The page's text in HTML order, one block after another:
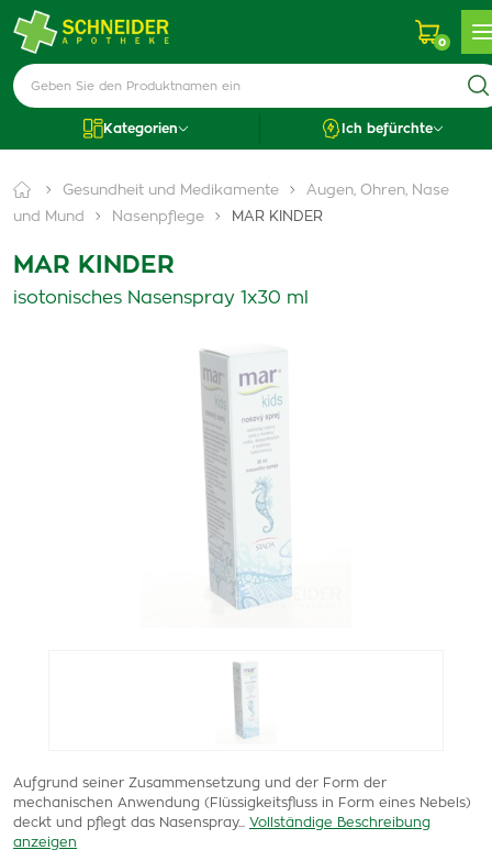
0
Kategorien Ich befürchte
Gesundheit und Medikamente
Augen, Ohren, Nase
und Mund
Nasenpflege MAR KINDER
MAR KINDER
isotonisches Nasenspray 1x30 ml
Aufgrund seiner Zusammensetzung und der Form der
mechanischen Anwendung (Flüssigkeitsfluss in Form eines Nebels)
deckt und pflegt das Nasenspray...
Vollständige Beschreibung
anzeigen